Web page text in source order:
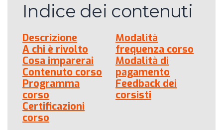
Indice dei contenuti
Descrizione
A chi è rivolto
Cosa imparerai
Contenuto corso
Programma
corso
Certificazioni
corso
Modalità
frequenza corso
Modalità di
pagamento
Feedback dei
corsisti